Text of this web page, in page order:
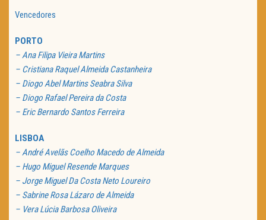
Vencedores
PORTO
– Ana Filipa Vieira Martins
– Cristiana Raquel Almeida Castanheira
– Diogo Abel Martins Seabra Silva
– Diogo Rafael Pereira da Costa
– Eric Bernardo Santos Ferreira
LISBOA
– André Avelãs Coelho Macedo de Almeida
– Hugo Miguel Resende Marques
– Jorge Miguel Da Costa Neto Loureiro
– Sabrine Rosa Lázaro de Almeida
– Vera Lúcia Barbosa Oliveira